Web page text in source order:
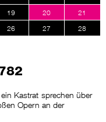
19 20
21
26 27
28
Kastrat sprechen über
Opern an der